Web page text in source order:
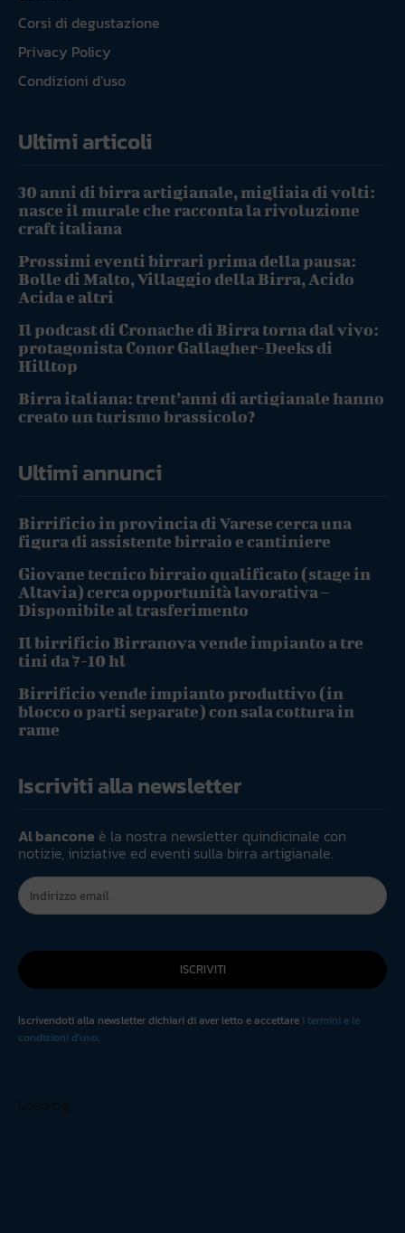
Corsi di degustazione
Privacy Policy
Condizioni d’uso
Ultimi articoli
30 anni di birra artigianale, migliaia di volti:
nasce il murale che racconta la rivoluzione
craft italiana
Prossimi eventi birrari prima della pausa:
Bolle di Malto, Villaggio della Birra, Acido
Acida e altri
Il podcast di Cronache di Birra torna dal vivo:
protagonista Conor Gallagher-Deeks di
Hilltop
Birra italiana: trent’anni di artigianale hanno
creato un turismo brassicolo?
Ultimi annunci
Birrificio in provincia di Varese cerca una
figura di assistente birraio e cantiniere
Giovane tecnico birraio qualificato (stage in
Altavia) cerca opportunità lavorativa –
Disponibile al trasferimento
Il birrificio Birranova vende impianto a tre
tini da 7-10 hl
Birrificio vende impianto produttivo (in
blocco o parti separate) con sala cottura in
rame
Iscriviti alla newsletter
Al bancone è la nostra newsletter quindicinale con
notizie, iniziative ed eventi sulla birra artigianale.
ISCRIVITI
Iscrivendoti alla newsletter dichiari di aver letto e accettare i termini e le
condizioni d'uso.